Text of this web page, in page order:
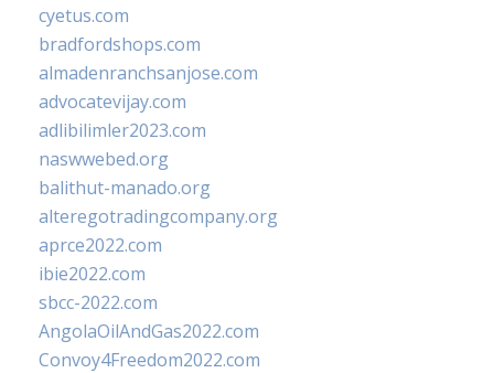
cyetus.com
bradfordshops.com
almadenranchsanjose.com
advocatevijay.com
adlibilimler2023.com
naswwebed.org
balithut-manado.org
alteregotradingcompany.org
aprce2022.com
ibie2022.com
sbcc-2022.com
AngolaOilAndGas2022.com
Convoy4Freedom2022.com